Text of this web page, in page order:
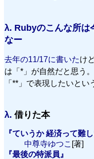
λ. Rubyのこんな所は
なー
去年の11/17に書いたけ
は「*」が自然だと思う
「**」で表現したいとい
λ. 借りた本
『ていうか 経済って難
中尊寺ゆつこ [著]
『最後の特派員』